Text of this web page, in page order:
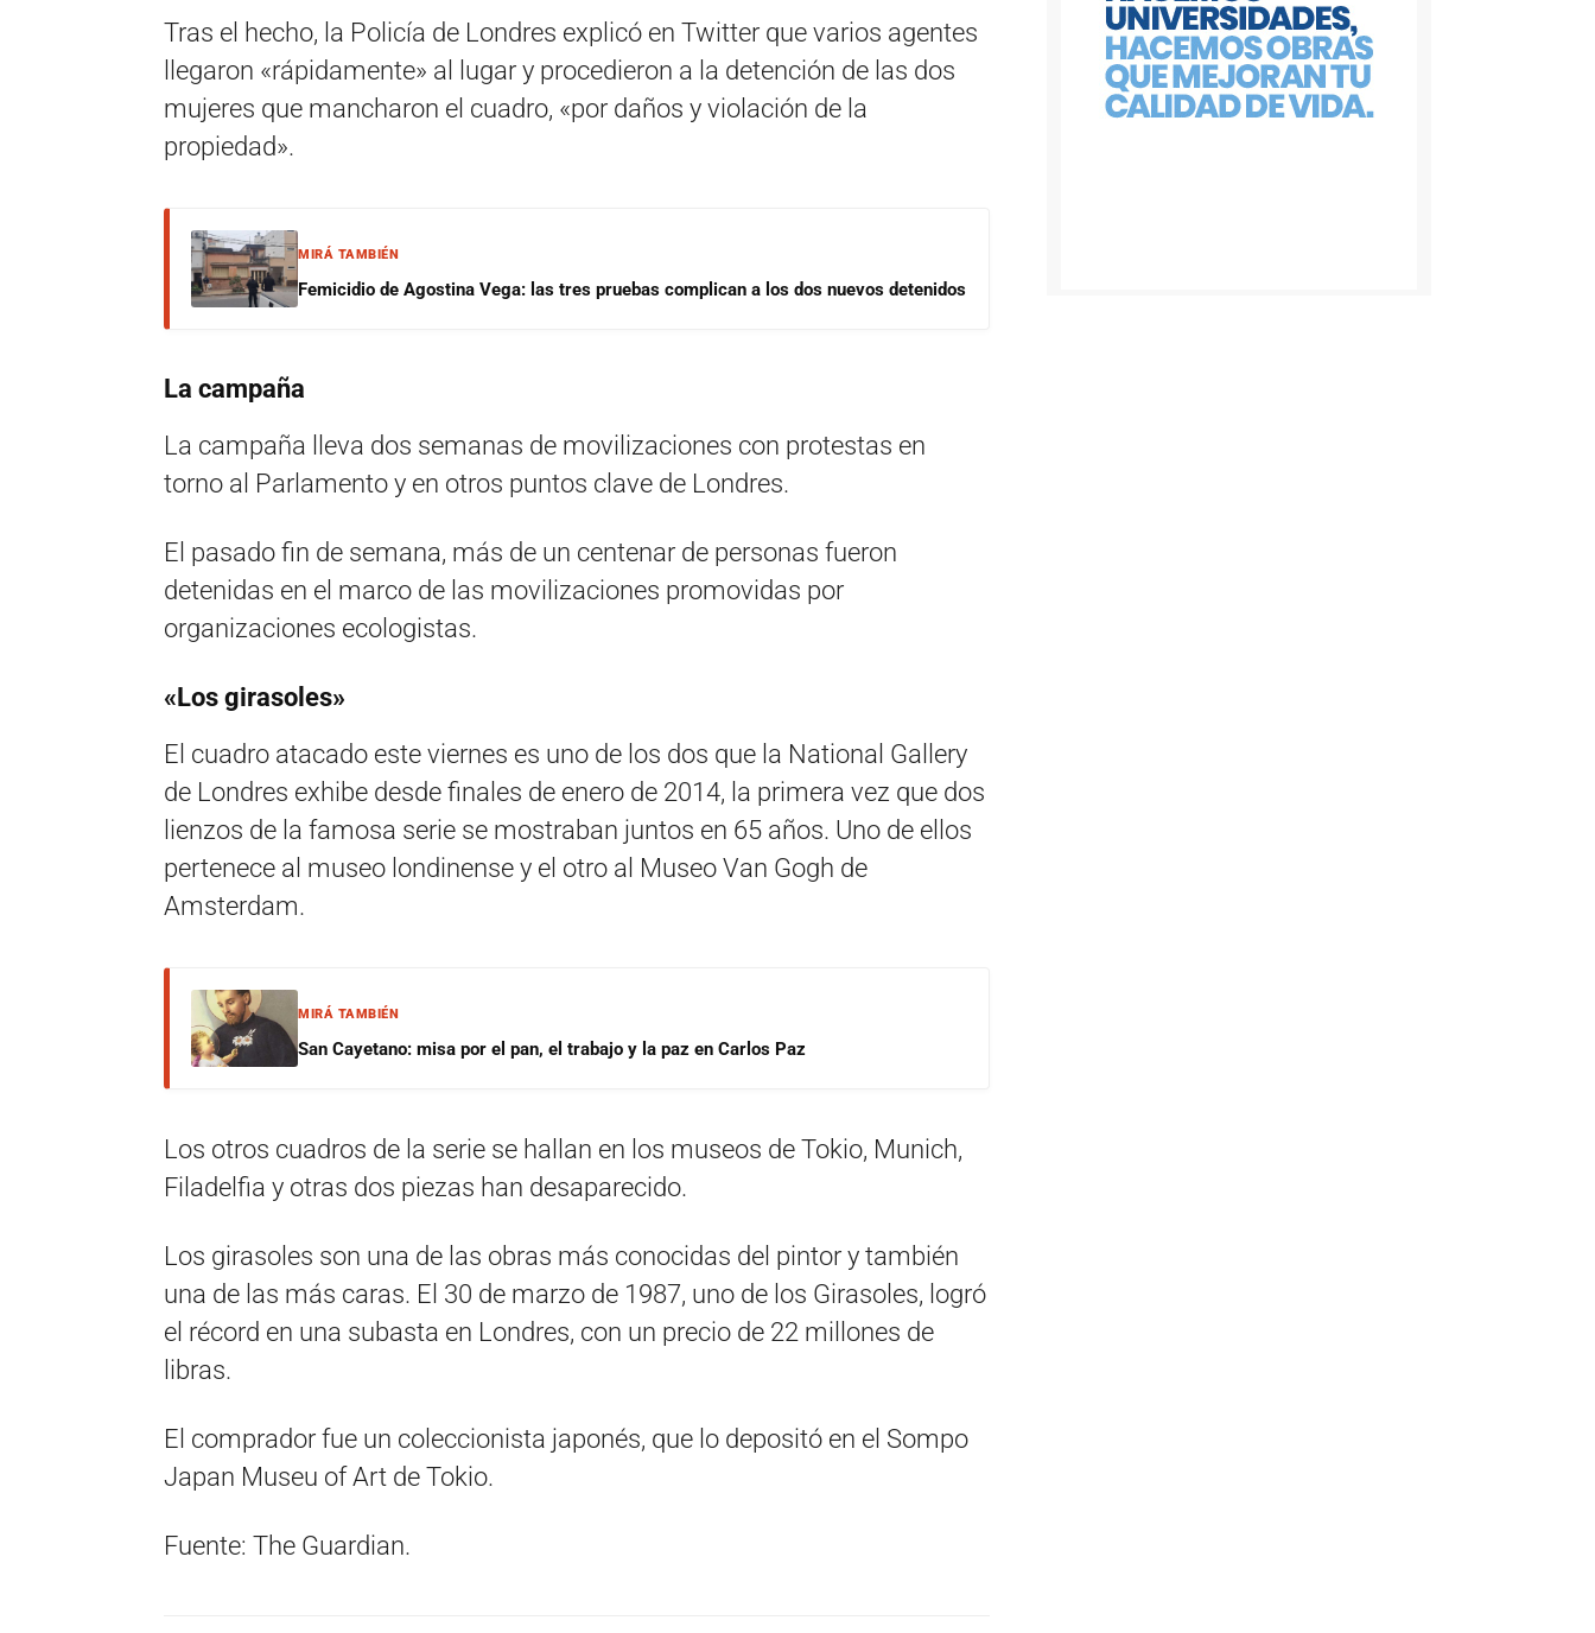
Tras el hecho, la Policía de Londres explicó en Twitter que varios agentes
llegaron «rápidamente» al lugar y procedieron a la detención de las dos
mujeres que mancharon el cuadro, «por daños y violación de la
propiedad».
MIRÁ TAMBIÉN
Femicidio de Agostina Vega: las tres pruebas complican a los dos nuevos detenidos
La campaña
La campaña lleva dos semanas de movilizaciones con protestas en
torno al Parlamento y en otros puntos clave de Londres.
El pasado fin de semana, más de un centenar de personas fueron
detenidas en el marco de las movilizaciones promovidas por
organizaciones ecologistas.
«Los girasoles»
El cuadro atacado este viernes es uno de los dos que la National Gallery
de Londres exhibe desde finales de enero de 2014, la primera vez que dos
lienzos de la famosa serie se mostraban juntos en 65 años. Uno de ellos
pertenece al museo londinense y el otro al Museo Van Gogh de
Amsterdam.
MIRÁ TAMBIÉN
San Cayetano: misa por el pan, el trabajo y la paz en Carlos Paz
Los otros cuadros de la serie se hallan en los museos de Tokio, Munich,
Filadelfia y otras dos piezas han desaparecido.
Los girasoles son una de las obras más conocidas del pintor y también
una de las más caras. El 30 de marzo de 1987, uno de los Girasoles, logró
el récord en una subasta en Londres, con un precio de 22 millones de
libras.
El comprador fue un coleccionista japonés, que lo depositó en el Sompo
Japan Museu of Art de Tokio.
Fuente: The Guardian.